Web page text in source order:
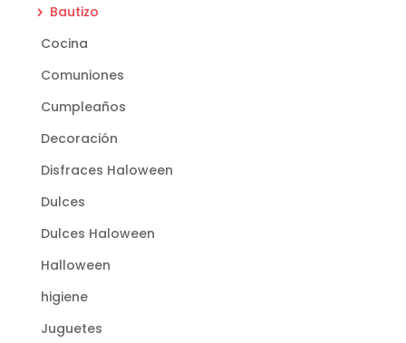
Bautizo
Cocina
Comuniones
Cumpleaños
Decoración
Disfraces Haloween
Dulces
Dulces Haloween
Halloween
higiene
Juguetes